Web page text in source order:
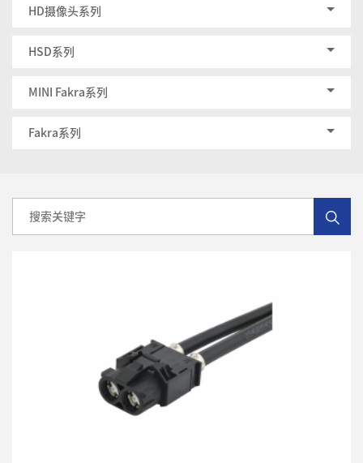
HD摄像头系列
HSD系列
MINI Fakra系列
Fakra系列